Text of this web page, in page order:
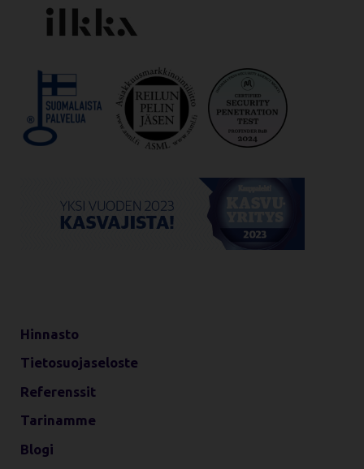
Hinnasto
Tietosuojaseloste
Referenssit
Tarinamme
Blogi